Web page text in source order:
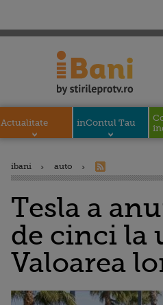
Actualitate inContul Tau
ibani auto
Tesla a
de cinci la
Valoarea